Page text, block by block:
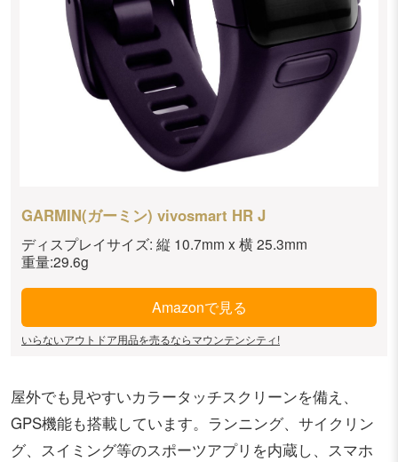
GARMIN(ガーミン) vivosmart HR J
ディスプレイサイズ: 縦 10.7mm x 横 25.3mm
重量:29.6g
Amazonで見る
いらないアウトドア用品を売るならマウンテンシティ!
屋外でも見やすいカラータッチスクリーンを備え、
GPS機能も搭載しています。ランニング、サイクリン
グ、スイミング等のスポーツアプリを内蔵し、スマホ